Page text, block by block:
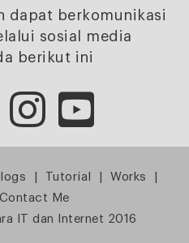
dapat berkomunikasi
sosial media
berikut ini
Tutorial Works
Contact Me
IT dan Internet 2016